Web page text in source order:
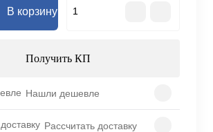
В корзину
Получить КП
Нашли дешевле
Рассчитать доставку